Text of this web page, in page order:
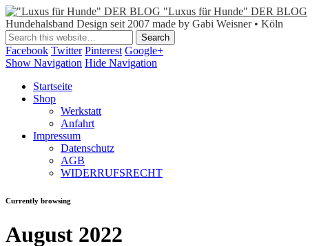
"Luxus für Hunde" DER BLOG
Hundehalsband Design seit 2007 made by Gabi Weisner • Köln
Facebook Twitter Pinterest Google+
Show Navigation Hide Navigation
Startseite
Shop
Werkstatt
Anfahrt
Impressum
Datenschutz
AGB
WIDERRUFSRECHT
Currently browsing
August 2022